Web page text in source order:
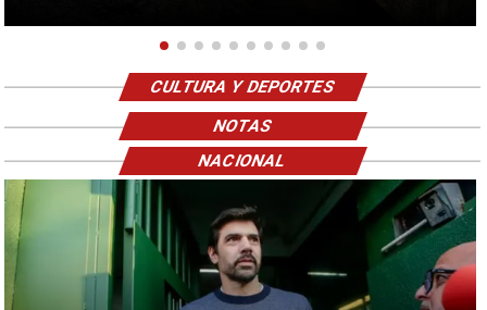
CULTURA Y DEPORTES
NOTAS
NACIONAL